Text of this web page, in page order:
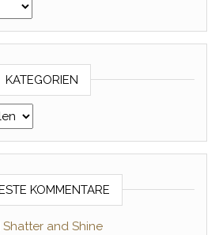
KATEGORIEN
KOMMENTARE
Shatter and Shine